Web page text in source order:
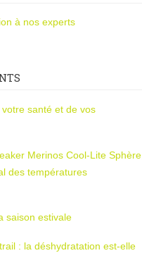
à nos experts
votre santé et de vos
Merinos Cool-Lite Sphère,
des températures
saison estivale
: la déshydratation est-elle